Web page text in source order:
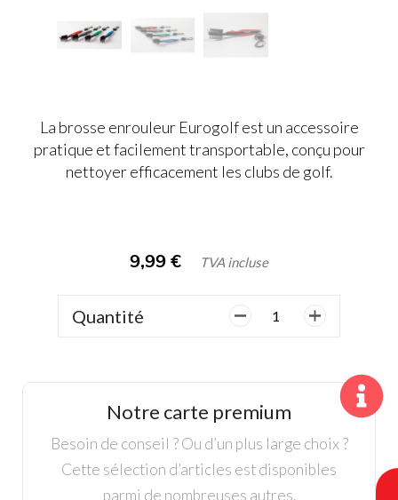
La brosse enrouleur Eurogolf est un accessoire
pratique et facilement transportable, conçu pour
nettoyer efficacement les clubs de golf.
9,99 € TVA incluse
Quantité
quantité
Notre carte premium
Besoin de conseil ? Ou d’un plus large choix ?
Cette sélection d’articles est disponibles
parmi de nombreuses autres.